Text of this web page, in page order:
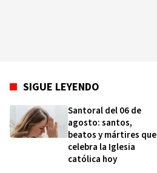
SIGUE LEYENDO
Santoral del 06 de
agosto: santos,
beatos y mártires que
celebra la Iglesia
católica hoy